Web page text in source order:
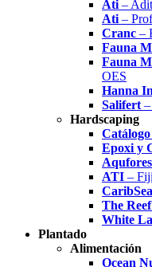
Ati –
Ati –
Cranc –
Fauna
Fauna
OES
Hanna
Salifert
Hardscaping
Epoxi y
ATI –
CaribSea
The
White
Plantado
Alimentación
Ocean